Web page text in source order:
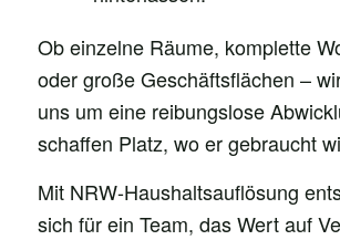
Ob einzelne Räume, komplette
oder große Geschäftsflächen –
uns um eine reibungslose
schaffen Platz, wo er gebraucht
Mit NRW-Haushaltsauflösung
sich für ein Team, das Wert auf